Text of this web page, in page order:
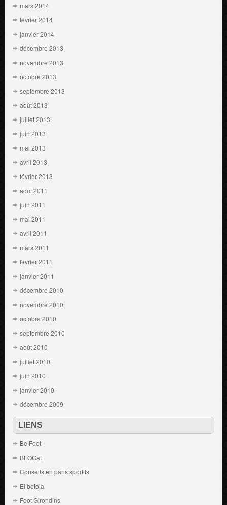
mars 2014
février 2014
janvier 2014
décembre 2013
novembre 2013
octobre 2013
septembre 2013
août 2013
juillet 2013
juin 2013
mai 2013
avril 2013
février 2013
août 2011
juin 2011
mai 2011
avril 2011
mars 2011
février 2011
janvier 2011
décembre 2010
novembre 2010
octobre 2010
septembre 2010
août 2010
juillet 2010
juin 2010
janvier 2010
décembre 2009
LIENS
Be Foot
BLOGaL
Conseils en paris sportifs
El botola
Foot Girondins